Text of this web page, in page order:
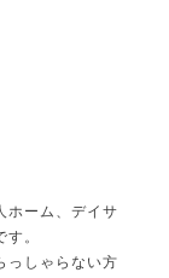
ホーム、デイサ
。
っしゃらない方